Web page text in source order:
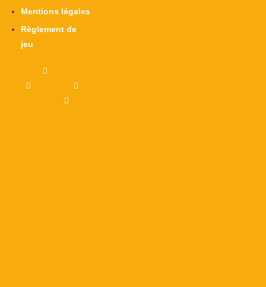
Mentions légales
Règlement de
jeu